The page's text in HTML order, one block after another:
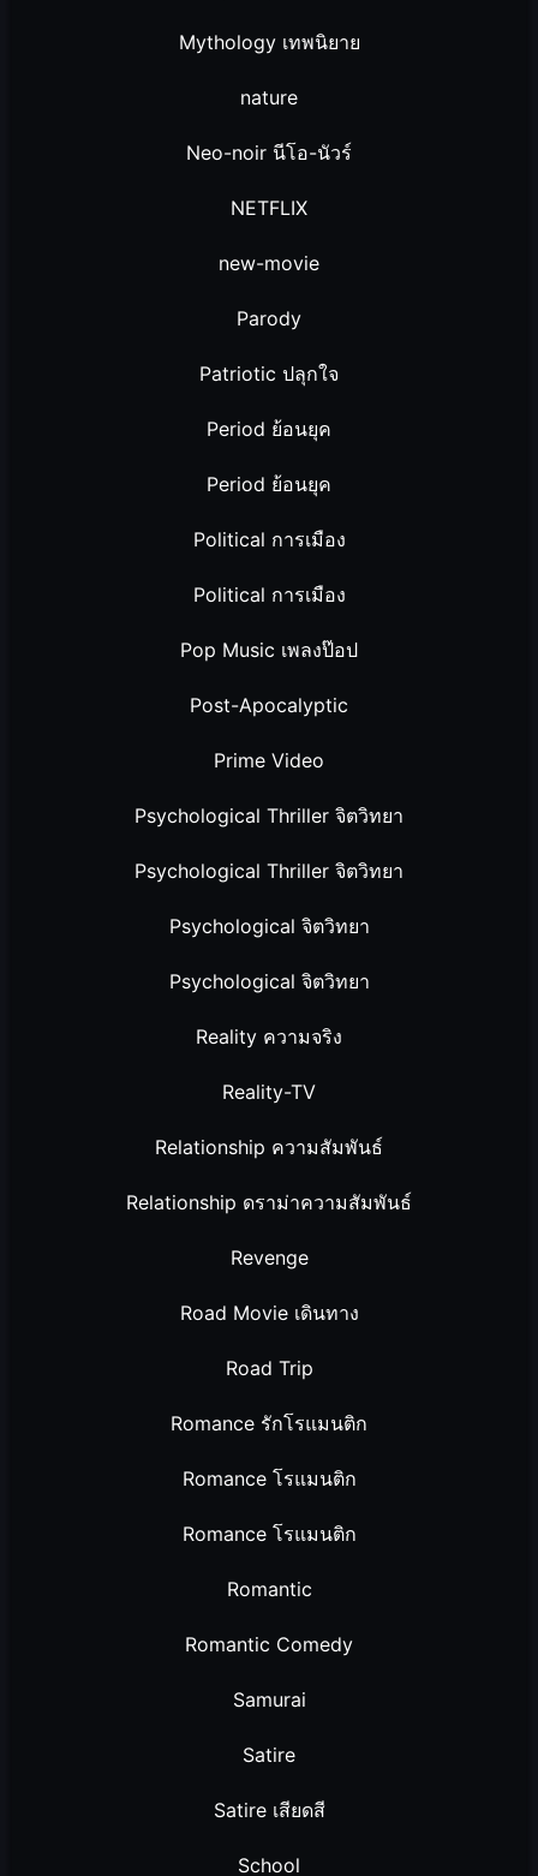
Mythology เทพนิยาย
nature
Neo-noir นีโอ-นัวร์
NETFLIX
new-movie
Parody
Patriotic ปลุกใจ
Period ย้อนยุค
Period ย้อนยุค
Political การเมือง
Political การเมือง
Pop Music เพลงป๊อป
Post-Apocalyptic
Prime Video
Psychological Thriller จิตวิทยา
Psychological Thriller จิตวิทยา
Psychological จิตวิทยา
Psychological จิตวิทยา
Reality ความจริง
Reality-TV
Relationship ความสัมพันธ์
Relationship ดราม่าความสัมพันธ์
Revenge
Road Movie เดินทาง
Road Trip
Romance รักโรแมนติก
Romance โรแมนติก
Romance โรแมนติก
Romantic
Romantic Comedy
Samurai
Satire
Satire เสียดสี
School